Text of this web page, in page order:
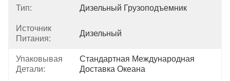
Тип: Дизельный Грузоподъемник
Источник
Питания:
Дизельный
Упаковывая
Детали:
Стандартная Международная
Доставка Океана